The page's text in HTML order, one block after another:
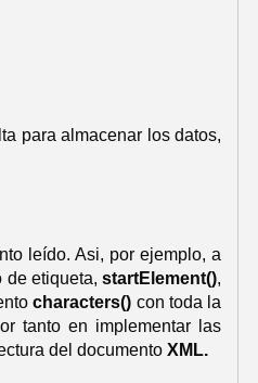
para almacenar los datos,
leído. Asi, por ejemplo, a
de etiqueta, startElement(),
characters() con toda la
tanto en implementar las
del documento XML.